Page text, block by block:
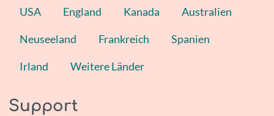
USA England Kanada Australien
Neuseeland Frankreich Spanien
Irland Weitere Länder
Support